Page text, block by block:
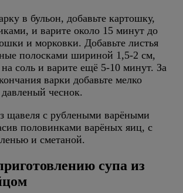
в бульон, добавьте картошку,
и варите около 15 минут до
и морковки. Добавьте листья
полосками шириной 1,5-2 см,
соль и варите ещё 5-10 минут. За
варки добавьте мелко
чеснок.
щавеля с рублеными варёными
половинками варёных яиц, с
и сметаной.
супа из